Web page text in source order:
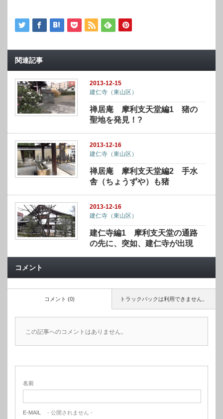
関連記事
2013-12-15
建仁寺（東山区）
禅居庵 摩利支天堂編1 猪の
聖地を発見！?
2013-12-16
建仁寺（東山区）
禅居庵 摩利支天堂編2 手水
舎（ちょうずや）も猪
2013-12-16
建仁寺（東山区）
建仁寺編1 摩利支天堂の通路
の先に、突如、建仁寺が出現
コメント
トラックバックは利用できません。
コメント (0)
この記事へのコメントはありません。
名前
E-MAIL - 公開されません -